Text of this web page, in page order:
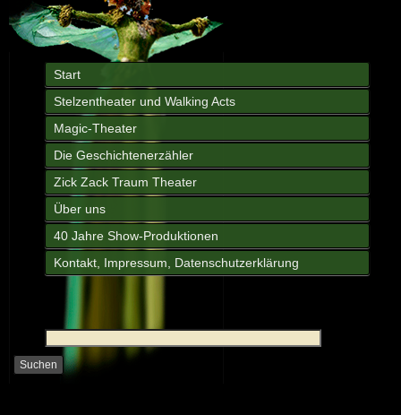
Start
Stelzentheater und Walking Acts
Magic-Theater
Die Geschichtenerzähler
Zick Zack Traum Theater
Über uns
40 Jahre Show-Produktionen
Kontakt, Impressum, Datenschutzerklärung